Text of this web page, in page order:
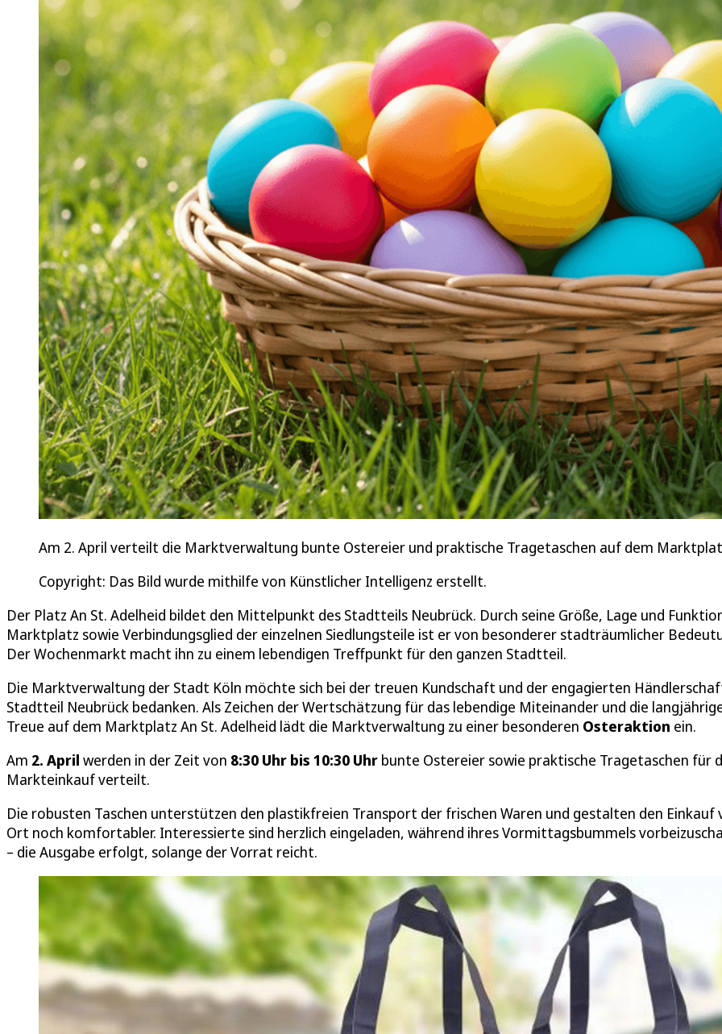
Am 2. April verteilt die Marktverwaltung bunte Ostereier und praktische Tragetaschen auf dem
Copyright: Das Bild wurde mithilfe von Künstlicher Intelligenz erstellt.
Der Platz An St. Adelheid bildet den Mittelpunkt des Stadtteils Neubrück. Durch seine Größe, Lage und
Marktplatz sowie Verbindungsglied der einzelnen Siedlungsteile ist er von besonderer stadträumlicher
Der Wochenmarkt macht ihn zu einem lebendigen Treffpunkt für den ganzen Stadtteil.
Die Marktverwaltung der Stadt Köln möchte sich bei der treuen Kundschaft und der engagierten
Stadtteil Neubrück bedanken. Als Zeichen der Wertschätzung für das lebendige Miteinander und die
Treue auf dem Marktplatz An St. Adelheid lädt die Marktverwaltung zu einer besonderen Osteraktion ein.
Am 2. April werden in der Zeit von 8:30 Uhr bis 10:30 Uhr bunte Ostereier sowie praktische Tragetaschen für
Markteinkauf verteilt.
Die robusten Taschen unterstützen den plastikfreien Transport der frischen Waren und gestalten den Einkauf
Ort noch komfortabler. Interessierte sind herzlich eingeladen, während ihres Vormittagsbummels
– die Ausgabe erfolgt, solange der Vorrat reicht.